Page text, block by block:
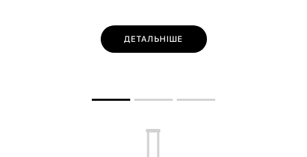
ДЕТАЛЬНІШЕ